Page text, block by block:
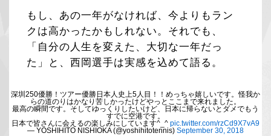
もし、あの一年がなければ、今よりもラン
クは高かったかもしれない。それでも、
「自分の人生を変えた、大切な一年だっ
た」と、西岡選手は実感を込めて語る。
深圳250優勝！ツアー優勝日本人史上5人目！！めっちゃ嬉しいです。怪我か
らの道のりはかなり苦しかったけどやっとここまで来れました。
最高の瞬間です。そしてゆっくりしたいけど、日本に帰らないとダメでもう
すでに空港です。
日本で皆さんに会えるの楽しみにしています^_^ pic.twitter.com/rzCd9X7vA9
— YOSHIHITO NISHIOKA (@yoshihitotennis) September 30, 2018